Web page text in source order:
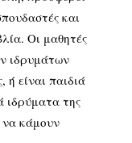
και
Οι μαθητές
ιδρυμάτων
ή είναι παιδιά
ιδρύματα της
να κάμουν